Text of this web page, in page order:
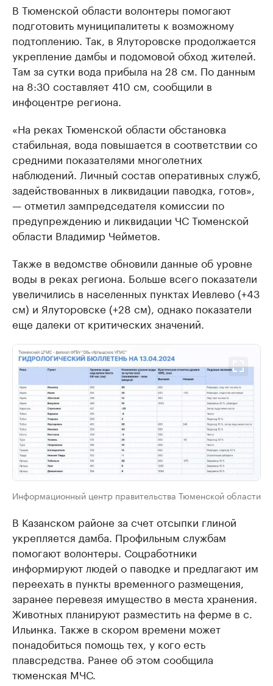
В Тюменской области волонтеры помогают
подготовить муниципалитеты к возможному
подтоплению. Так, в Ялуторовске продолжается
укрепление дамбы и подомовой обход жителей.
Там за сутки вода прибыла на 28 см. По данным
на 8:30 составляет 410 см, сообщили в
инфоцентре региона.
«На реках Тюменской области обстановка
стабильная, вода повышается в соответствии со
средними показателями многолетних
наблюдений. Личный состав оперативных служб,
задействованных в ликвидации паводка, готов»,
— отметил зампредседателя комиссии по
предупреждению и ликвидации ЧС Тюменской
области Владимир Чейметов.
Также в ведомстве обновили данные об уровне
воды в реках региона. Больше всего показатели
увеличились в населенных пунктах Иевлево (+43
см) и Ялуторовске (+28 см), однако показатели
еще далеки от критических значений.
Информационный центр правительства Тюменской области
В Казанском районе за счет отсыпки глиной
укрепляется дамба. Профильным службам
помогают волонтеры. Соцработники
информируют людей о паводке и предлагают им
переехать в пункты временного размещения,
заранее перевезя имущество в места хранения.
Животных планируют разместить на ферме в с.
Ильинка. Также в скором времени может
понадобиться помощь тех, у кого есть
плавсредства. Ранее об этом сообщила
тюменская МЧС.